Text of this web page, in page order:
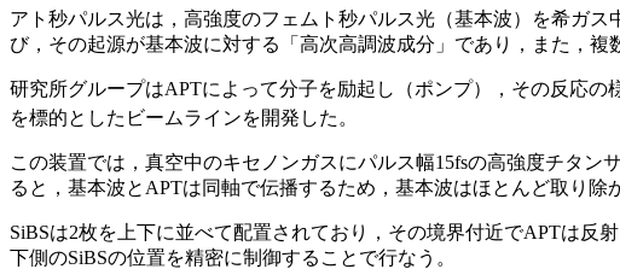
アト秒パルス光は，高強度のフェムト秒パルス光（基本波）を希ガ
び，その起源が基本波に対する「高次高調波成分」であり，また，
研究所グループはAPTによって分子を励起し（ポンプ），その反応
を標的としたビームラインを開発した。
この装置では，真空中のキセノンガスにパルス幅15fsの高強度チタ
ると，基本波とAPTは同軸で伝播するため，基本波はほとんど取り除
SiBSは2枚を上下に並べて配置されており，その境界付近でAPTは反
下側のSiBSの位置を精密に制御することで行なう。